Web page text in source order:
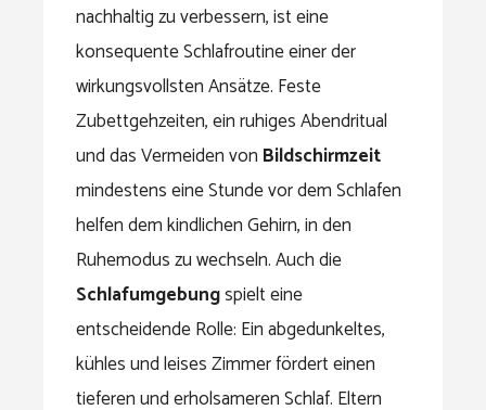
nachhaltig zu verbessern, ist eine
konsequente Schlafroutine einer der
wirkungsvollsten Ansätze. Feste
Zubettgehzeiten, ein ruhiges Abendritual
und das Vermeiden von Bildschirmzeit
mindestens eine Stunde vor dem Schlafen
helfen dem kindlichen Gehirn, in den
Ruhemodus zu wechseln. Auch die
Schlafumgebungspielt eine
entscheidende Rolle: Ein abgedunkeltes,
kühles und leises Zimmer fördert einen
tieferen und erholsameren Schlaf. Eltern